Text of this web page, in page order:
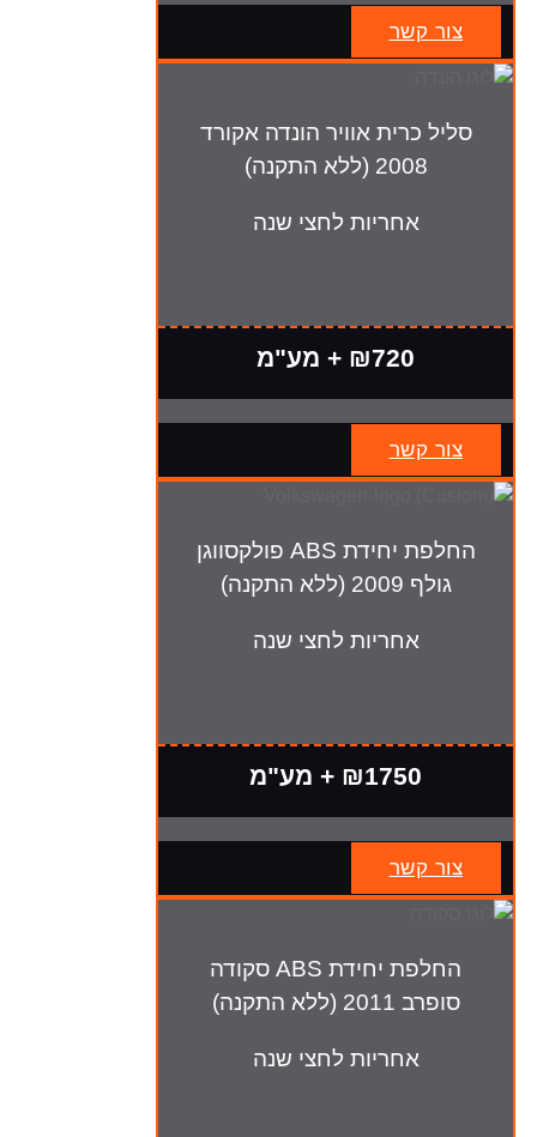
צור קשר
סליל כרית אוויר הונדה אקורד
2008 (ללא התקנה)
אחריות לחצי שנה
₪720 + מע"מ
צור קשר
החלפת יחידת ABS פולקסווגן
גולף 2009 (ללא התקנה)
אחריות לחצי שנה
₪1750 + מע"מ
צור קשר
החלפת יחידת ABS סקודה
סופרב 2011 (ללא התקנה)
אחריות לחצי שנה